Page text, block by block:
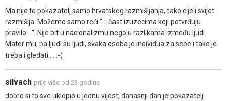
Ma nije to pokazatelj samo hrvatskog razmišljanja, tako cijeli svijet
razmišlja. Možemo samo reći "... čast izuzecima koji potvrđuju
pravilo ...". Nije bit u nacionalizmu nego u razlikama između ljudi.
Mater mu, pa ljudi su ljudi, svaka osoba je individua za sebe i tako je
treba i gledati ... :-(
silvach prije više od 23 godine
dobro si to sve uklopio u jednu vijest, danasnji dan je pokazatelj